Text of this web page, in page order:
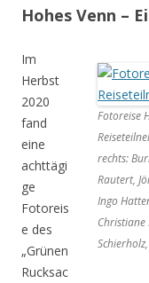
Hohes Venn –
Fotoreise
rechts:
Rautert,
Ingo
Christiane
Im
Herbst
2020
fand
eine
achttägi
ge
Fotoreis
e des
„Grünen
Rucksac